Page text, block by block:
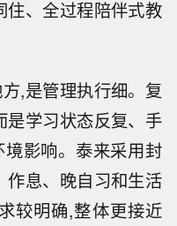
、全过程陪伴式教
,是管理执行细。复
学习状态反复、手
影响。泰来采用封
作息、晚自习和生活
较明确,整体更接近